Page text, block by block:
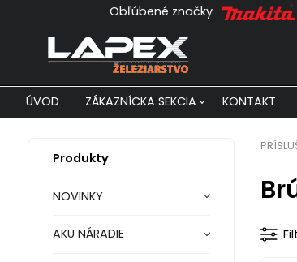
Obľúbené značky
ÚVOD ZÁKAZNÍCKA SEKCIA KONTAKT
Produkty
NOVINKY
AKU NÁRADIE